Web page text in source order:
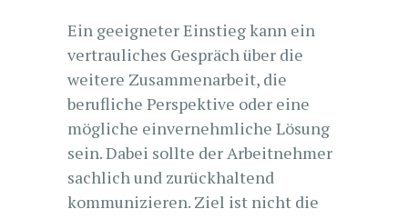
Ein geeigneter Einstieg kann ein
vertrauliches Gespräch über die
weitere Zusammenarbeit, die
berufliche Perspektive oder eine
mögliche einvernehmliche Lösung
sein. Dabei sollte der Arbeitnehmer
sachlich und zurückhaltend
kommunizieren. Ziel ist nicht die